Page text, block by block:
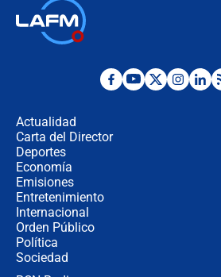
¿Por qué De
Actualidad
Carta del Director
Deportes
Economía
Emisiones
Entretenimiento
Internacional
Orden Público
Política
Sociedad